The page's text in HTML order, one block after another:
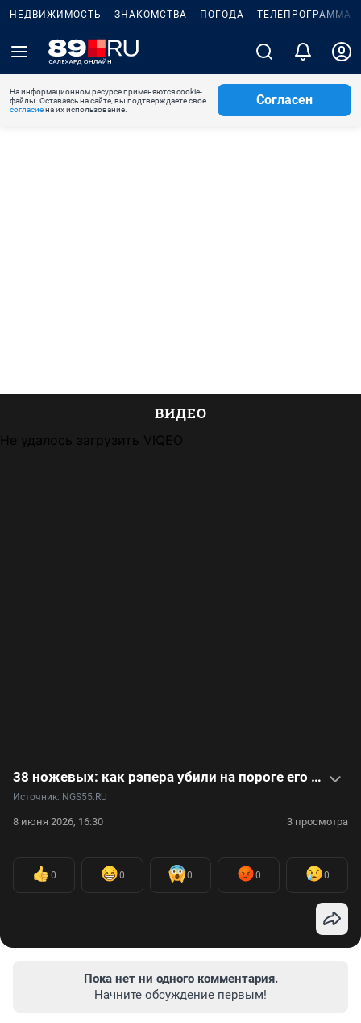
НЕДВИЖИМОСТЬ ЗНАКОМСТВА ПОГОДА ТЕЛЕПРОГРАММА
На информационном ресурсе применяются cookie-
файлы. Оставаясь на сайте, вы подтверждаете свое
согласиена их использование.
Согласен
ВИДЕО
Не удалось загрузить VIQEO
38 ножевых: как рэпера убили на пороге его дома. Видео
Источник: NGS55.RU
8 июня 2026, 16:30 3 просмотра
0 0 0 0 0
Пока нет ни одного комментария.
Начните обсуждение первым!